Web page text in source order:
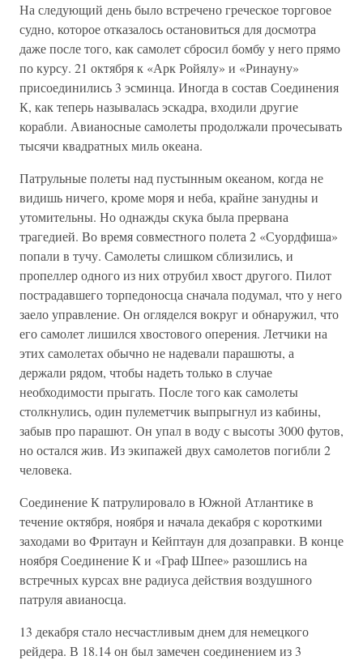
На следующий день было встречено греческое торговое
судно, которое отказалось остановиться для досмотра
даже после того, как самолет сбросил бомбу у него прямо
по курсу. 21 октября к «Арк Ройялу» и «Ринауну»
присоединились 3 эсминца. Иногда в состав Соединения
К, как теперь называлась эскадра, входили другие
корабли. Авианосные самолеты продолжали прочесывать
тысячи квадратных миль океана.
Патрульные полеты над пустынным океаном, когда не
видишь ничего, кроме моря и неба, крайне занудны и
утомительны. Но однажды скука была прервана
трагедией. Во время совместного полета 2 «Суордфиша»
попали в тучу. Самолеты слишком сблизились, и
пропеллер одного из них отрубил хвост другого. Пилот
пострадавшего торпедоносца сначала подумал, что у него
заело управление. Он огляделся вокруг и обнаружил, что
его самолет лишился хвостового оперения. Летчики на
этих самолетах обычно не надевали парашюты, а
держали рядом, чтобы надеть только в случае
необходимости прыгать. После того как самолеты
столкнулись, один пулеметчик выпрыгнул из кабины,
забыв про парашют. Он упал в воду с высоты 3000 футов,
но остался жив. Из экипажей двух самолетов погибли 2
человека.
Соединение К патрулировало в Южной Атлантике в
течение октября, ноября и начала декабря с короткими
заходами во Фритаун и Кейптаун для дозаправки. В конце
ноября Соединение К и «Граф Шпее» разошлись на
встречных курсах вне радиуса действия воздушного
патруля авианосца.
13 декабря стало несчастливым днем для немецкого
рейдера. В 18.14 он был замечен соединением из 3